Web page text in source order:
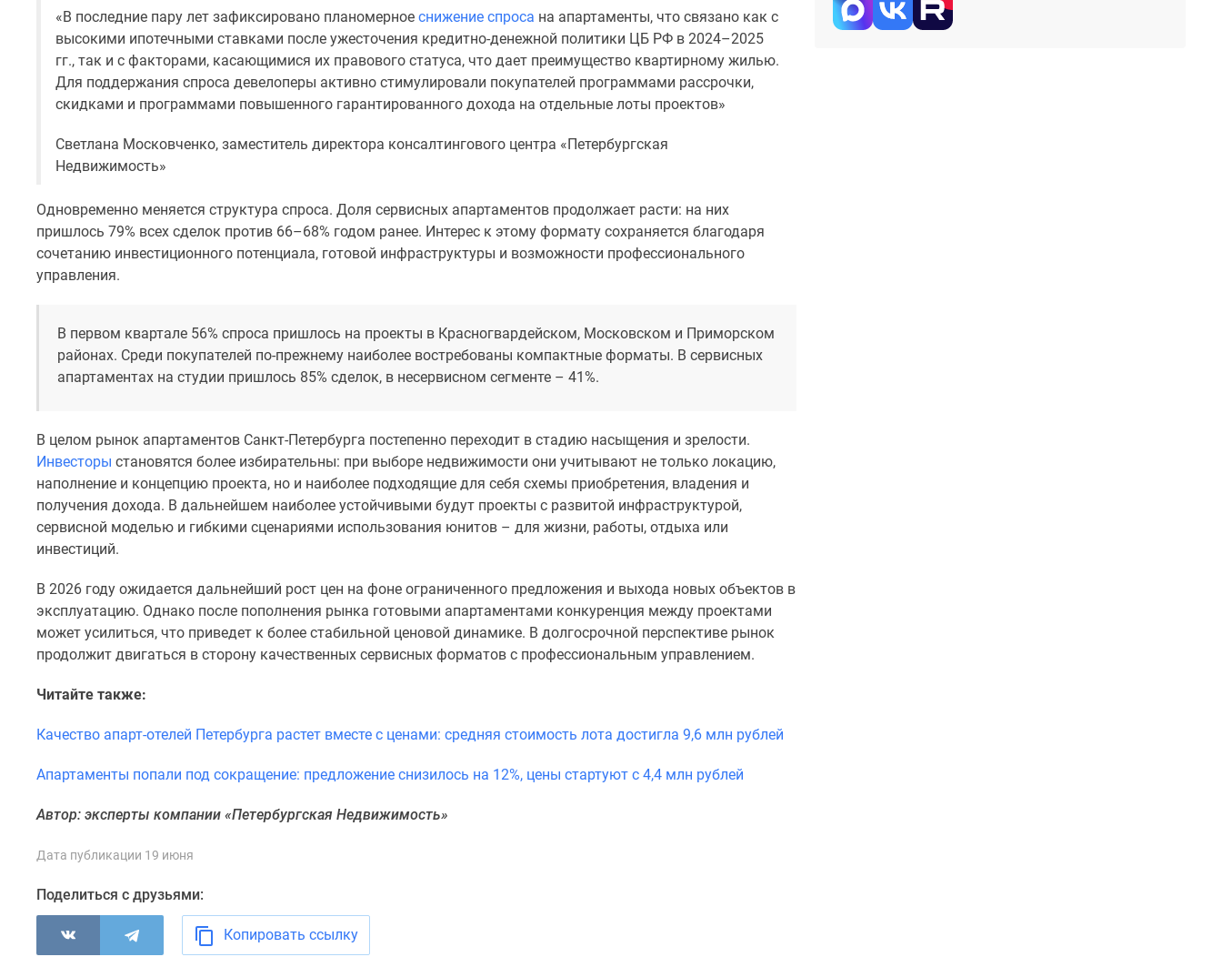
недвижимости
скидками
Новостройки
премиум-
класса
бизнес-
класса
Коттеджные
Санкт-
Петербурге
Коттеджные
поселки
Ленинградской
Готовые
поселки
Строящиеся
коттеджные
поселки
поселки
Коттеджные
Коттеджные
Бизнес-
центры
Траншевая
ипотека
«В последние пару лет зафиксировано планомерное снижение спроса на апартаменты, что связано как с
высокими ипотечными ставками после ужесточения кредитно-денежной политики ЦБ РФ в 2024–2025
гг., так и с факторами, касающимися их правового статуса, что дает преимущество квартирному жилью.
Для поддержания спроса девелоперы активно стимулировали покупателей программами рассрочки,
скидками и программами повышенного гарантированного дохода на отдельные лоты проектов»
Светлана Московченко, заместитель директора консалтингового центра «Петербургская
Недвижимость»
Одновременно меняется структура спроса. Доля сервисных апартаментов продолжает расти: на них
пришлось 79% всех сделок против 66–68% годом ранее. Интерес к этому формату сохраняется благодаря
сочетанию инвестиционного потенциала, готовой инфраструктуры и возможности профессионального
управления.
В первом квартале 56% спроса пришлось на проекты в Красногвардейском, Московском и Приморском
районах. Среди покупателей по-прежнему наиболее востребованы компактные форматы. В сервисных
апартаментах на студии пришлось 85% сделок, в несервисном сегменте – 41%.
В целом рынок апартаментов Санкт-Петербурга постепенно переходит в стадию насыщения и зрелости.
Инвесторы становятся более избирательны: при выборе недвижимости они учитывают не только локацию,
наполнение и концепцию проекта, но и наиболее подходящие для себя схемы приобретения, владения и
получения дохода. В дальнейшем наиболее устойчивыми будут проекты с развитой инфраструктурой,
сервисной моделью и гибкими сценариями использования юнитов – для жизни, работы, отдыха или
инвестиций.
В 2026 году ожидается дальнейший рост цен на фоне ограниченного предложения и выхода новых объектов в
эксплуатацию. Однако после пополнения рынка готовыми апартаментами конкуренция между проектами
может усилиться, что приведет к более стабильной ценовой динамике. В долгосрочной перспективе рынок
продолжит двигаться в сторону качественных сервисных форматов с профессиональным управлением.
Читайте также:
Качество апарт-отелей Петербурга растет вместе с ценами: средняя стоимость лота достигла 9,6 млн рублей
Апартаменты попали под сокращение: предложение снизилось на 12%, цены стартуют с 4,4 млн рублей
Автор: эксперты компании «Петербургская Недвижимость»
Дата публикации 19 июня
Поделиться с друзьями:
Копировать ссылку